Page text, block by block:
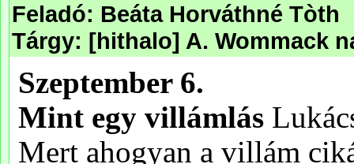
Feladó: Beáta Horváthné Tòth
Tárgy: [hithalo] A. Wommack